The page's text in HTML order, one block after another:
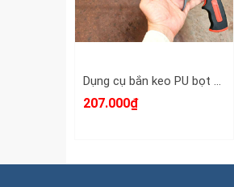
Dụng cụ bắn keo PU bọt nở foam dài 330mm Dannio DNO-4501A
207.000₫